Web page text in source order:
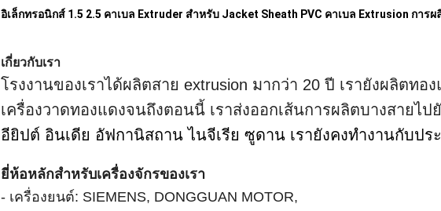
อิเล็กทรอนิกส์ 1.5 2.5 คาเบล Extruder สําหรับ Jacket Sheath PVC คาเบล Extrusion การผ
เกี่ยวกับเรา
โรงงานของเราได้ผลิตสาย extrusion มากว่า 20 ปี เรายังผลิตทอ
เครื่องวาดทองแดงจนถึงตอนนี้ เราส่งออกเส้นการผลิตบางสายไป
อียิปต์ อินเดีย อัฟกานิสถาน ไนจีเรีย ซูดาน เรายังคงทํางานกับปร
ยี่ห้อหลักสําหรับเครื่องจักรของเรา
- เครื่องยนต์: SIEMENS, DONGGUAN MOTOR,